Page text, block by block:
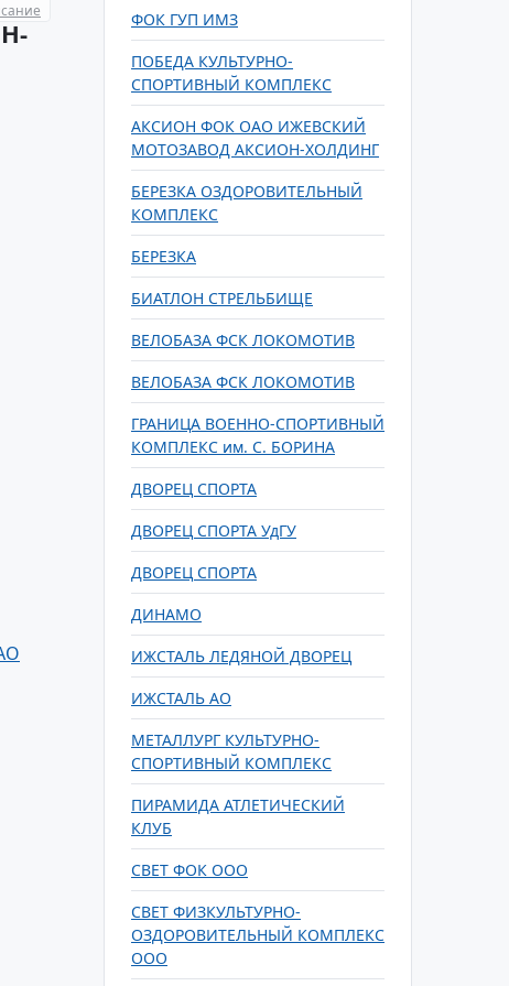
ФОК ГУП ИМЗ
ПОБЕДА КУЛЬТУРНО-
СПОРТИВНЫЙ КОМПЛЕКС
АКСИОН ФОК ОАО ИЖЕВСКИЙ
МОТОЗАВОД АКСИОН-ХОЛДИНГ
БЕРЕЗКА ОЗДОРОВИТЕЛЬНЫЙ
КОМПЛЕКС
БЕРЕЗКА
БИАТЛОН СТРЕЛЬБИЩЕ
ВЕЛОБАЗА ФСК ЛОКОМОТИВ
ВЕЛОБАЗА ФСК ЛОКОМОТИВ
ГРАНИЦА ВОЕННО-СПОРТИВНЫЙ
КОМПЛЕКС им. С. БОРИНА
ДВОРЕЦ СПОРТА
ДВОРЕЦ СПОРТА УдГУ
ДВОРЕЦ СПОРТА
ДИНАМО
ИЖСТАЛЬ ЛЕДЯНОЙ ДВОРЕЦ
ИЖСТАЛЬ АО
МЕТАЛЛУРГ КУЛЬТУРНО-
СПОРТИВНЫЙ КОМПЛЕКС
ПИРАМИДА АТЛЕТИЧЕСКИЙ
КЛУБ
СВЕТ ФОК ООО
СВЕТ ФИЗКУЛЬТУРНО-
ОЗДОРОВИТЕЛЬНЫЙ КОМПЛЕКС
ООО